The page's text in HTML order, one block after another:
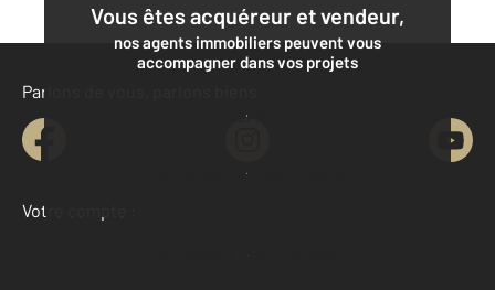
Vous êtes acquéreur et vendeur,
nos agents immobiliers peuvent vous
accompagner dans vos projets
Contacter l'agence
Demander une estimation
Parlons de vous, parlons biens
Votre compte :
Accéder à mon compte